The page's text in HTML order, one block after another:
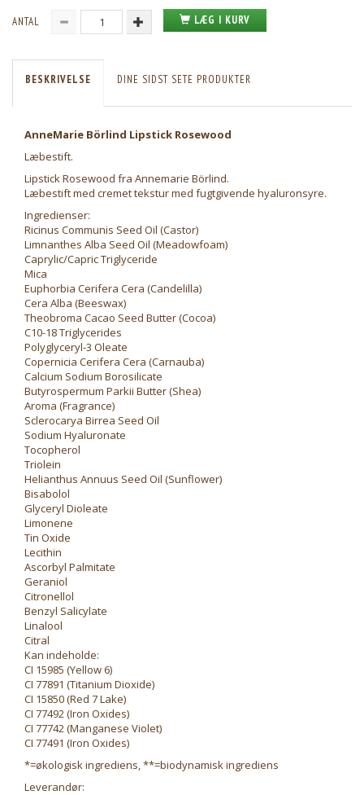
ANTAL LÆG I KURV
BESKRIVELSE DINE SIDST SETE PRODUKTER
AnneMarie Börlind Lipstick Rosewood
Læbestift.
Lipstick Rosewood fra Annemarie Börlind.
Læbestift med cremet tekstur med fugtgivende hyaluronsyre.
Ingredienser:
Ricinus Communis Seed Oil (Castor)
Limnanthes Alba Seed Oil (Meadowfoam)
Caprylic/Capric Triglyceride
Mica
Euphorbia Cerifera Cera (Candelilla)
Cera Alba (Beeswax)
Theobroma Cacao Seed Butter (Cocoa)
C10-18 Triglycerides
Polyglyceryl-3 Oleate
Copernicia Cerifera Cera (Carnauba)
Calcium Sodium Borosilicate
Butyrospermum Parkii Butter (Shea)
Aroma (Fragrance)
Sclerocarya Birrea Seed Oil
Sodium Hyaluronate
Tocopherol
Triolein
Helianthus Annuus Seed Oil (Sunflower)
Bisabolol
Glyceryl Dioleate
Limonene
Tin Oxide
Lecithin
Ascorbyl Palmitate
Geraniol
Citronellol
Benzyl Salicylate
Linalool
Citral
Kan indeholde:
CI 15985 (Yellow 6)
CI 77891 (Titanium Dioxide)
CI 15850 (Red 7 Lake)
CI 77492 (Iron Oxides)
CI 77742 (Manganese Violet)
CI 77491 (Iron Oxides)
*=økologisk ingrediens, **=biodynamisk ingrediens
Leverandør: